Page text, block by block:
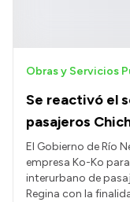
Se reactivó el
pasajeros
Obras y Servicios
El Gobierno de Río
empresa Ko-Ko
interurbano de
Regina con la